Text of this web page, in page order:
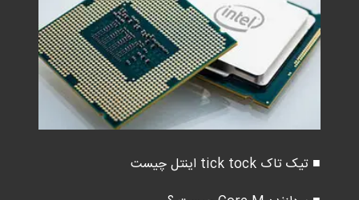
■ تیک تاک tick tock اینتل چیست